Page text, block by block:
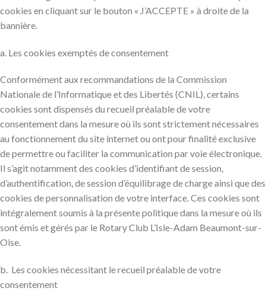
cookies en cliquant sur le bouton « J’ACCEPTE » à droite de la
bannière.
a. Les cookies exemptés de consentement
Conformément aux recommandations de la Commission
Nationale de l’Informatique et des Libertés (CNIL), certains
cookies sont dispensés du recueil préalable de votre
consentement dans la mesure où ils sont strictement nécessaires
au fonctionnement du site internet ou ont pour finalité exclusive
de permettre ou faciliter la communication par voie électronique.
Il s’agit notamment des cookies d’identifiant de session,
d’authentification, de session d’équilibrage de charge ainsi que des
cookies de personnalisation de votre interface. Ces cookies sont
intégralement soumis à la présente politique dans la mesure où ils
sont émis et gérés par le Rotary Club L’Isle-Adam Beaumont-sur-
Oise.
b. Les cookies nécessitant le recueil préalable de votre
consentement